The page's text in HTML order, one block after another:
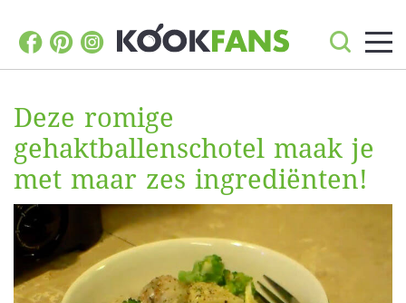
Deze romige
gehaktballenschotel maak je
met maar zes ingrediënten!